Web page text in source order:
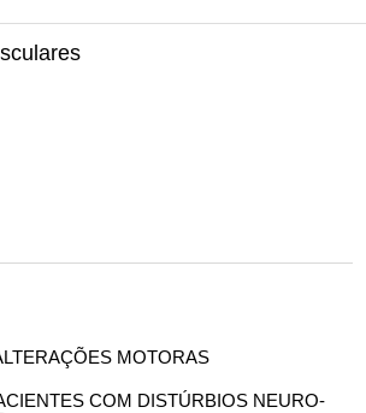
MOTORAS
COM DISTÚRBIOS NEURO-